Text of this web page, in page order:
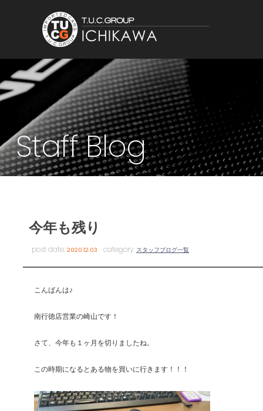
Staff Blog
今年も残り
post date:2020.12.03 category: スタッフブログ一覧
こんばんは♪
南行徳店営業の崎山です！
さて、今年も１ヶ月を切りましたね。
この時期になるとある物を買いに行きます！！！